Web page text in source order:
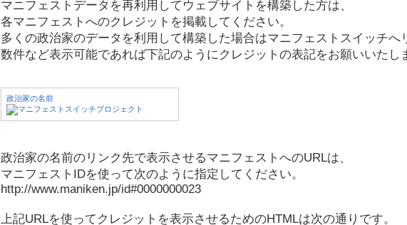
マニフェストデータを再利用してウェブサイトを構築した方は、
各マニフェストへのクレジットを掲載してください。
多くの政治家のデータを利用して構築した場合はマニフェストスイッチへ
数件など表示可能であれば下記のようにクレジットの表記をお願いいたし
政治家の名前
政治家の名前のリンク先で表示させるマニフェストへのURLは、
マニフェストIDを使って次のように指定してください。
http://www.maniken.jp/id#0000000023
上記URLを使ってクレジットを表示させるためのHTMLは次の通りです。